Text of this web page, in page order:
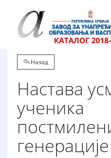
Назад
Настава
ученика
генерације